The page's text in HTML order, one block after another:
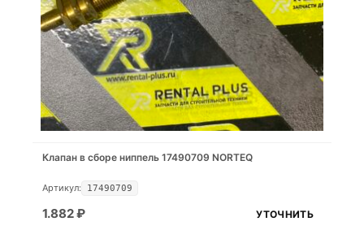
Клапан в сборе ниппель 17490709 NORTEQ
Артикул: 17490709
1.882₽ УТОЧНИТЬ